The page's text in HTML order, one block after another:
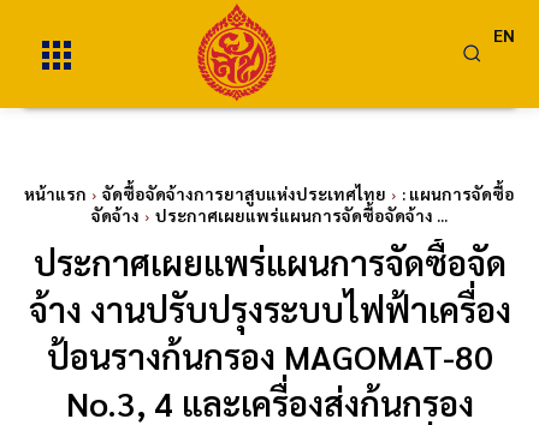
EN
หน้าแรก จัดซื้อจัดจ้างการยาสูบแห่งประเทศไทย
: แผนการจัดซื้อ
จัดจ้าง
ประกาศเผยแพร่แผนการจัดซื้อจัดจ้าง ...
ประกาศเผยแพร่แผนการจัดซื้อจัด
จ้าง งานปรับปรุงระบบไฟฟ้าเครื่อง
ป้อนรางก้นกรอง MAGOMAT-80
No.3, 4 และเครื่องส่งก้นกรอง